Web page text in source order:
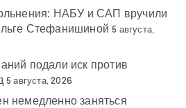
НАБУ и САП вручили
Стефанишиной 5 августа,
подали иск против
5 августа, 2026
немедленно заняться